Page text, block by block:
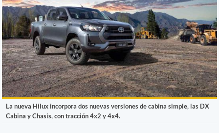
La nueva Hilux incorpora dos nuevas versiones de cabina simple, las DX
Cabina y Chasis, con tracción 4x2 y 4x4.